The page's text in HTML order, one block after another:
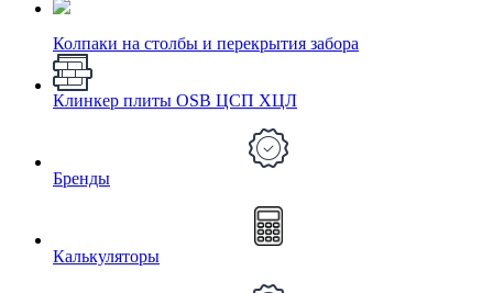
Колпаки на столбы и перекрытия забора
Клинкер плиты OSB ЦСП ХЦЛ
Бренды
Калькуляторы